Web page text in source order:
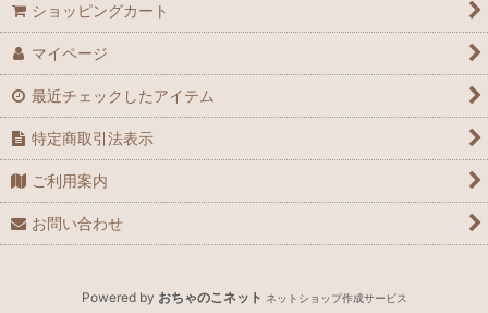
ショッピングカート
マイページ
最近チェックしたアイテム
特定商取引法表示
ご利用案内
お問い合わせ
Powered by おちゃのこネット ネットショップ作成サービス